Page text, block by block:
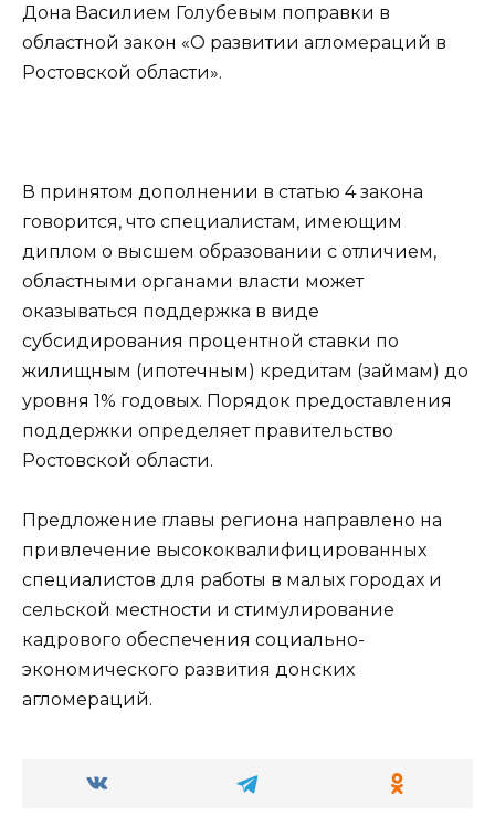
Дона Василием Голубевым поправки в
областной закон «О развитии агломераций в
Ростовской области».
В принятом дополнении в статью 4 закона
говорится, что специалистам, имеющим
диплом о высшем образовании с отличием,
областными органами власти может
оказываться поддержка в виде
субсидирования процентной ставки по
жилищным (ипотечным) кредитам (займам) до
уровня 1% годовых. Порядок предоставления
поддержки определяет правительство
Ростовской области.
Предложение главы региона направлено на
привлечение высококвалифицированных
специалистов для работы в малых городах и
сельской местности и стимулирование
кадрового обеспечения социально-
экономического развития донских
агломераций.